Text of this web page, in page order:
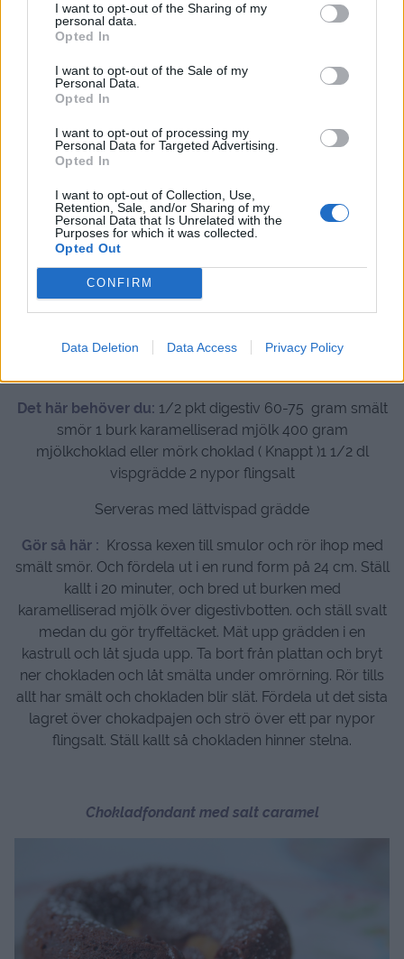
I want to opt-out of the Sharing of my
personal data.
Opted In
I want to opt-out of the Sale of my
Personal Data.
Opted In
I want to opt-out of processing my
Personal Data for Targeted Advertising.
Opted In
I want to opt-out of Collection, Use,
Retention, Sale, and/or Sharing of my
Personal Data that Is Unrelated with the
Purposes for which it was collected.
Opted Out
CONFIRM
Data Deletion Data Access Privacy Policy
fördela ut ungefär 3/4 av detta över kakan. Strö över
grovhackade twixbitar precis innan servering.
Chokladpaj med kola
Karamelliserad mjölk är färdig kokat ( kondenserad
Det här behöver du: 1/2 pkt digestiv 60-75 gram smält
smör 1 burk karamelliserad mjölk 400 gram
mjölkchoklad eller mörk choklad ( Knappt )1 1/2 dl
vispgrädde 2 nypor flingsalt
Serveras med lättvispad grädde
Gör så här : Krossa kexen till smulor och rör ihop med
smält smör. Och fördela ut i en rund form på 24 cm. Ställ
kallt i 20 minuter, och bred ut burken med
karamelliserad mjölk över digestivbotten. och ställ svalt
medan du gör tryffeltäcket. Mät upp grädden i en
kastrull och låt sjuda upp. Ta bort från plattan och bryt
ner chokladen och låt smälta under omrörning. Rör tills
allt har smält och chokladen blir slät. Fördela ut det sista
lagret över chokadpajen och strö över ett par nypor
flingsalt. Ställ kallt så chokladen hinner stelna.
Chokladfondant med salt caramel